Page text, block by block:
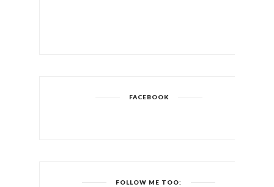
FACEBOOK
FOLLOW ME TOO: